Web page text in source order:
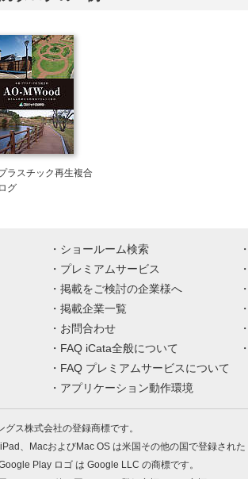
ラスチック再生複合
グ
ショールーム検索
プレミアムサービス
掲載をご検討の企業様へ
掲載企業一覧
お問合わせ
FAQ iCata全般について
FAQ プレミアムサービスについて
アプリケーション動作環境
ス株式会社の登録商標です。
、MacおよびMac OS は米国その他の国で登録され
Play ロゴ は Google LLC の商標です。